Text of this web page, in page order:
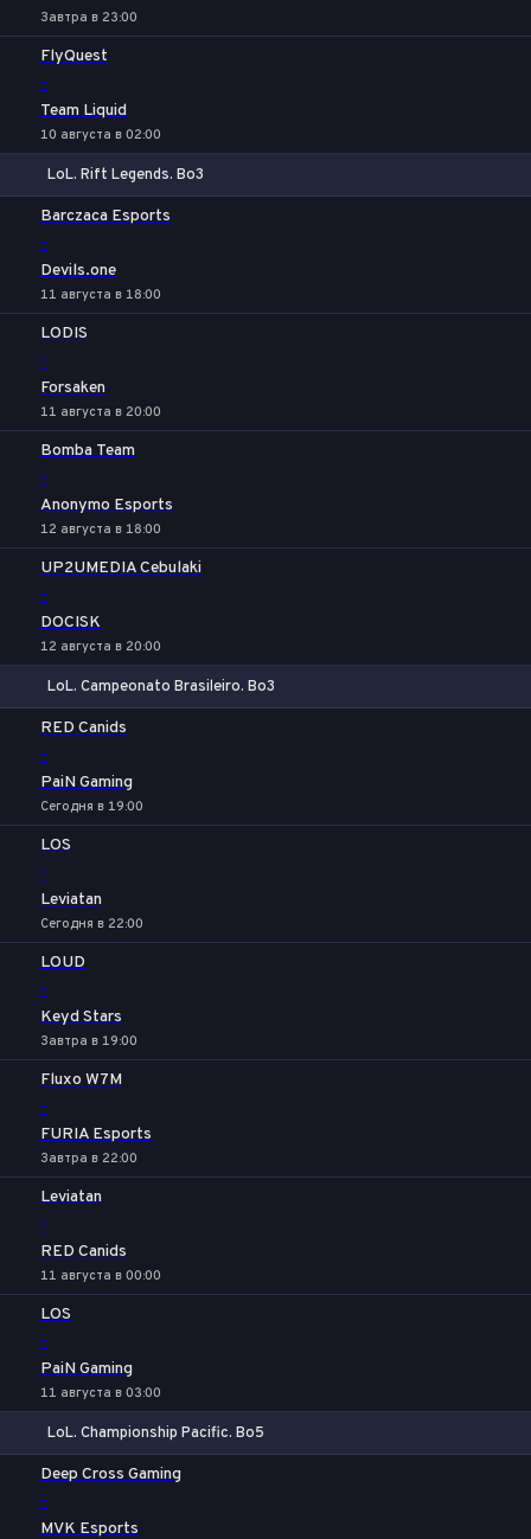
Завтра в 23:00
FlyQuest
-
Team Liquid
10 августа в 02:00
LoL. Rift Legends. Bo3
Barczaca Esports
-
Devils.one
11 августа в 18:00
LODIS
-
Forsaken
11 августа в 20:00
Bomba Team
-
Anonymo Esports
12 августа в 18:00
UP2UMEDIA Cebulaki
-
DOCISK
12 августа в 20:00
LoL. Campeonato Brasileiro. Bo3
RED Canids
-
PaiN Gaming
Сегодня в 19:00
LOS
-
Leviatan
Сегодня в 22:00
LOUD
-
Keyd Stars
Завтра в 19:00
Fluxo W7M
-
FURIA Esports
Завтра в 22:00
Leviatan
-
RED Canids
11 августа в 00:00
LOS
-
PaiN Gaming
11 августа в 03:00
LoL. Championship Pacific. Bo5
Deep Cross Gaming
-
MVK Esports